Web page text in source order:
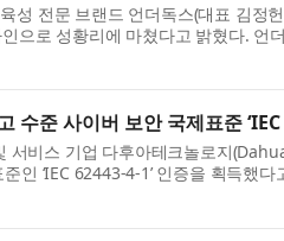
성 전문 브랜드 언더독스(대표 김정
으로 성황리에 마쳤다고 밝혔다.
수준 사이버 보안 국제표준
서비스 기업 다후아테크놀로지
인 ‘IEC 62443-4-1’ 인증을 획득했